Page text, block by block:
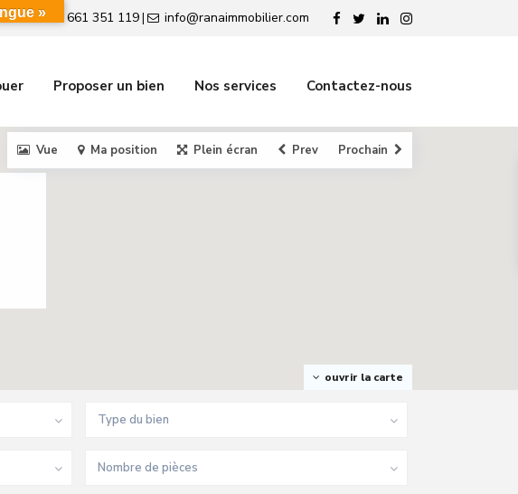
+212 661 351 119| info@ranaimmobilier.com
Proposer un bien Nos services Contactez-nous
ouvrir la carte
Vue Ma position Plein écran Prev Prochain
Type du bien
Nombre de pièces
»